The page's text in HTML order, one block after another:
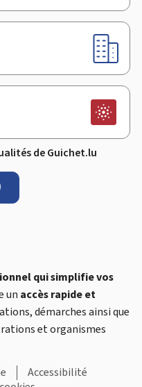
de Guichet.lu
qui simplifie vos
un accès rapide et
démarches ainsi que
et organismes
Accessibilité